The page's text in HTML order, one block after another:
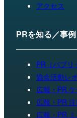
アクセス
PRを知る／事例
PR（パブリ
協会活動レ
広報・PR
広報・PR
広報・PR